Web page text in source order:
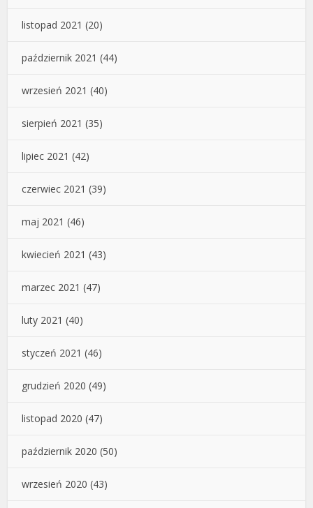
listopad 2021 (20)
październik 2021 (44)
wrzesień 2021 (40)
sierpień 2021 (35)
lipiec 2021 (42)
czerwiec 2021 (39)
maj 2021 (46)
kwiecień 2021 (43)
marzec 2021 (47)
luty 2021 (40)
styczeń 2021 (46)
grudzień 2020 (49)
listopad 2020 (47)
październik 2020 (50)
wrzesień 2020 (43)